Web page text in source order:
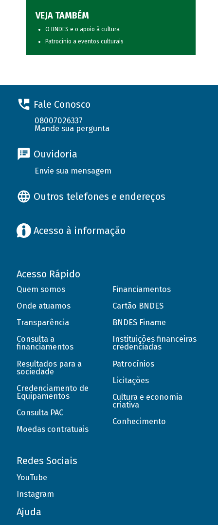
VEJA TAMBÉM
O BNDES e o apoio à cultura
Patrocínio a eventos culturais
Fale Conosco
08007026337
Mande sua pergunta
Ouvidoria
Envie sua mensagem
Outros telefones e endereços
Acesso à informação
Acesso Rápido
Quem somos
Onde atuamos
Transparência
Consulta a
financiamentos
Resultados para a
sociedade
Credenciamento de
Equipamentos
Consulta PAC
Moedas contratuais
Financiamentos
Cartão BNDES
BNDES Finame
Instituições financeiras
credenciadas
Patrocínios
Licitações
Cultura e economia
criativa
Conhecimento
Redes Sociais
YouTube
Instagram
Ajuda